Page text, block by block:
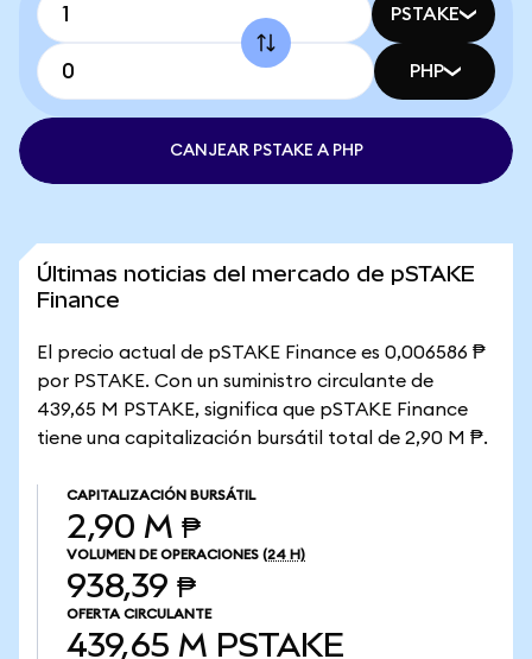
PSTAKE
PHP
CANJEAR PSTAKE A PHP
Últimas noticias del mercado de pSTAKE
Finance
El precio actual de pSTAKE Finance es 0,006586 ₱
por PSTAKE. Con un suministro circulante de
439,65 M PSTAKE, significa que pSTAKE Finance
tiene una capitalización bursátil total de 2,90 M ₱.
CAPITALIZACIÓN BURSÁTIL
2,90 M ₱
VOLUMEN DE OPERACIONES (24 H)
938,39 ₱
OFERTA CIRCULANTE
439,65 M PSTAKE